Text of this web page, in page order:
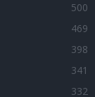
500
469
398
341
332